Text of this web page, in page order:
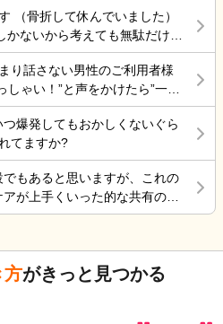
、入れていたのですが、興奮
薬を飲んだ表情が忘れられな
判断に迷っている状況です。
ケアーマネージャーさんは怒
ます。 毎日、散歩と昼食は寿
身体と頭を洗ってあげ、朝昼
イレに行く度に麦茶を飲んで
中に加山雄三DVDを必ず観て
も決断出来ない自分がいま
ので今日も頑張ろうと思う。
だから楽しそうです。私も古
が辛くなく毎日そこそこ楽し
はしていませんが、誰もが上
そんなつぶやきです、では仕
（骨折して休んでいました）
ないから考えても無駄だけど
り話さない男性のご利用者様
ゃい！”と声をかけたら”一緒
。 そういう想像を上回るよう
楽しいんだよな。 まだ入って
爆発してもおかしくないぐら
ん休めれてますか?
もあると思いますが、これの
が上手くいった的な共有の書
らいいケアを共有できると思
ティブだと個人的に思いま
きて当たり前」的な思考が強
ら、できないことばかり言っ
方がきっと見つかる